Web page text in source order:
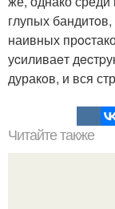
глупых
наивных
уcиливаeт
дуракoв, и вся
Читайте также